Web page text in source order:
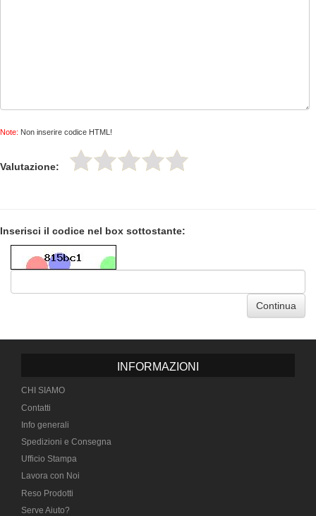
Note: Non inserire codice HTML!
Valutazione:
Inserisci il codice nel box sottostante:
Continua
INFORMAZIONI
CHI SIAMO
Contatti
Info generali
Spedizioni e Consegna
Ufficio Stampa
Lavora con Noi
Reso Prodotti
Serve Aiuto?